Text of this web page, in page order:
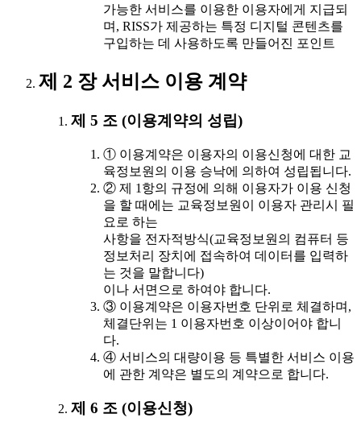
가능한 서비스를 이용한 이용자에게 지급되
며, RISS가 제공하는 특정 디지털 콘텐츠를
구입하는 데 사용하도록 만들어진 포인트
제 2 장 서비스 이용 계약
제 5 조 (이용계약의 성립)
① 이용계약은 이용자의 이용신청에 대한 교
육정보원의 이용 승낙에 의하여 성립됩니다.
② 제 1항의 규정에 의해 이용자가 이용 신청
을 할 때에는 교육정보원이 이용자 관리시 필
요로 하는
사항을 전자적방식(교육정보원의 컴퓨터 등
정보처리 장치에 접속하여 데이터를 입력하
는 것을 말합니다)
이나 서면으로 하여야 합니다.
③ 이용계약은 이용자번호 단위로 체결하며,
체결단위는 1 이용자번호 이상이어야 합니
다.
④ 서비스의 대량이용 등 특별한 서비스 이용
에 관한 계약은 별도의 계약으로 합니다.
제 6 조 (이용신청)